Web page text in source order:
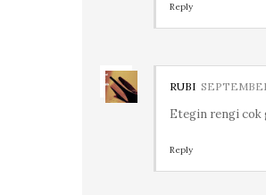
Reply
RUBI
Etegin rengi cok
Reply